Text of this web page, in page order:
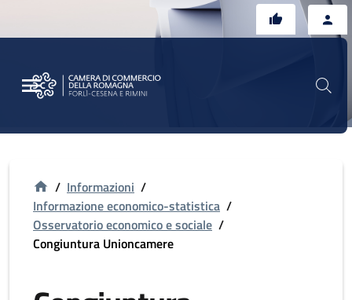
/ Informazioni /
Informazione economico-statistica /
Osservatorio economico e sociale /
Congiuntura Unioncamere